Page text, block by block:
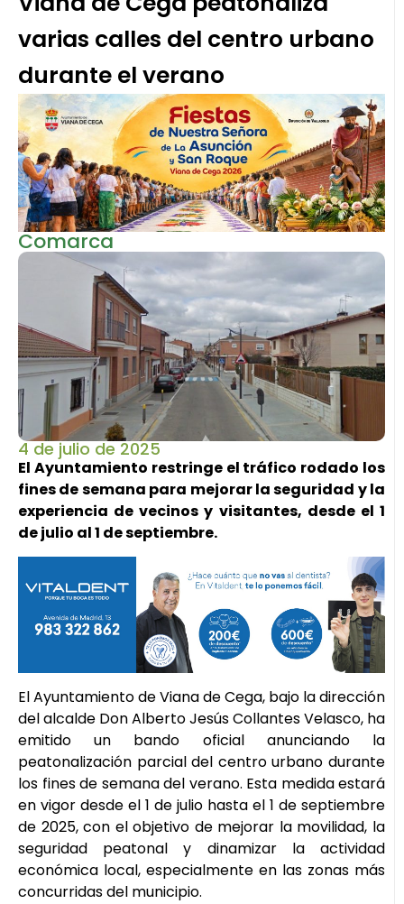
varias calles del centro urbano
durante el verano
Comarca
4 de julio de 2025
El Ayuntamiento restringe el tráfico rodado los
fines de semana para mejorar la seguridad y la
experiencia de vecinos y visitantes, desde el 1
de julio al 1 de septiembre.
El Ayuntamiento de Viana de Cega, bajo la dirección
del alcalde Don Alberto Jesús Collantes Velasco, ha
emitido un bando oficial anunciando la
peatonalización parcial del centro urbano durante
los fines de semana del verano. Esta medida estará
en vigor desde el 1 de julio hasta el 1 de septiembre
de 2025, con el objetivo de mejorar la movilidad, la
seguridad peatonal y dinamizar la actividad
económica local, especialmente en las zonas más
concurridas del municipio.